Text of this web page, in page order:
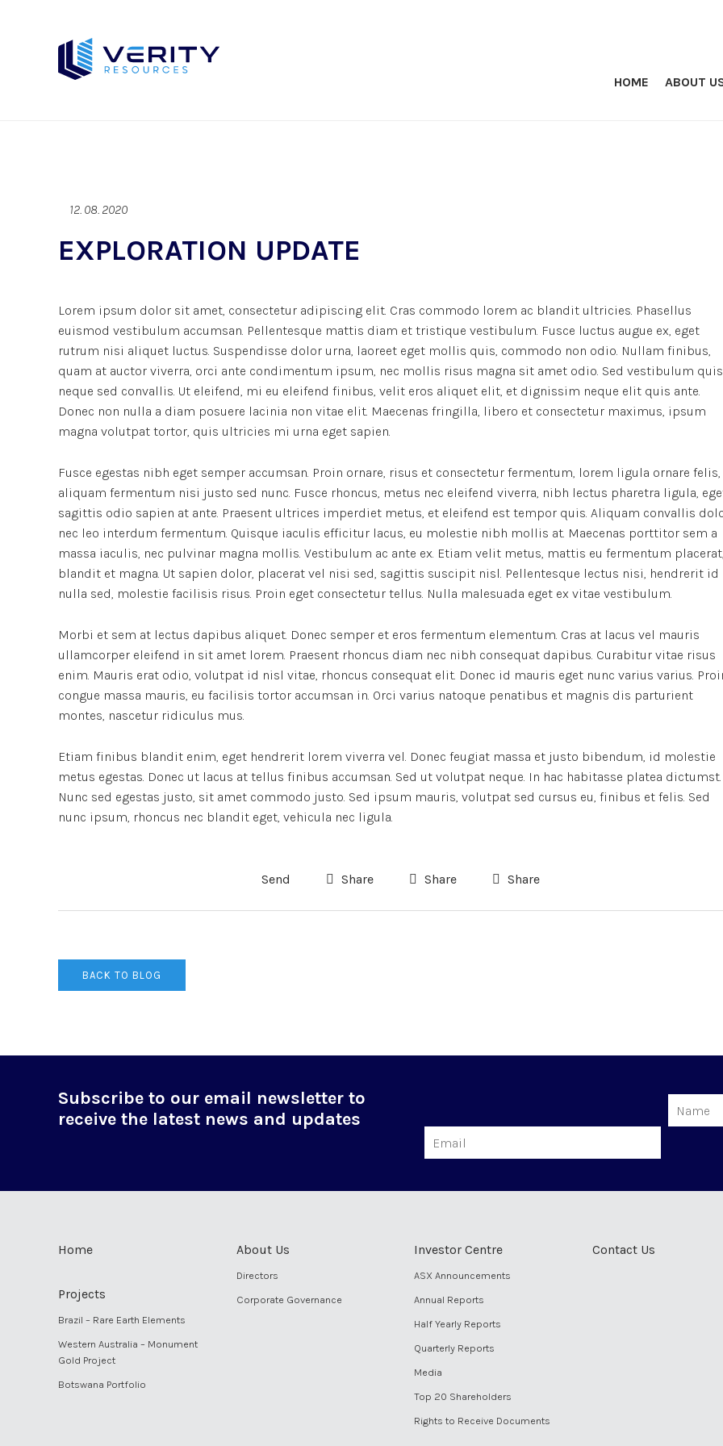
HOME ABOUT
12. 08. 2020
EXPLORATION UPDATE
Lorem ipsum dolor sit amet, consectetur adipiscing elit. Cras commodo lorem ac blandit ultricies. Phasellus
euismod vestibulum accumsan. Pellentesque mattis diam et tristique vestibulum. Fusce luctus augue ex, eget
rutrum nisi aliquet luctus. Suspendisse dolor urna, laoreet eget mollis quis, commodo non odio. Nullam finibus,
quam at auctor viverra, orci ante condimentum ipsum, nec mollis risus magna sit amet odio. Sed vestibulum quis
neque sed convallis. Ut eleifend, mi eu eleifend finibus, velit eros aliquet elit, et dignissim neque elit quis ante.
Donec non nulla a diam posuere lacinia non vitae elit. Maecenas fringilla, libero et consectetur maximus, ipsum
magna volutpat tortor, quis ultricies mi urna eget sapien.
Fusce egestas nibh eget semper accumsan. Proin ornare, risus et consectetur fermentum, lorem ligula ornare felis,
aliquam fermentum nisi justo sed nunc. Fusce rhoncus, metus nec eleifend viverra, nibh lectus pharetra ligula,
sagittis odio sapien at ante. Praesent ultrices imperdiet metus, et eleifend est tempor quis. Aliquam convallis
nec leo interdum fermentum. Quisque iaculis efficitur lacus, eu molestie nibh mollis at. Maecenas porttitor sem a
massa iaculis, nec pulvinar magna mollis. Vestibulum ac ante ex. Etiam velit metus, mattis eu fermentum placerat,
blandit et magna. Ut sapien dolor, placerat vel nisi sed, sagittis suscipit nisl. Pellentesque lectus nisi, hendrerit id
nulla sed, molestie facilisis risus. Proin eget consectetur tellus. Nulla malesuada eget ex vitae vestibulum.
Morbi et sem at lectus dapibus aliquet. Donec semper et eros fermentum elementum. Cras at lacus vel mauris
ullamcorper eleifend in sit amet lorem. Praesent rhoncus diam nec nibh consequat dapibus. Curabitur vitae risus
enim. Mauris erat odio, volutpat id nisl vitae, rhoncus consequat elit. Donec id mauris eget nunc varius varius.
congue massa mauris, eu facilisis tortor accumsan in. Orci varius natoque penatibus et magnis dis parturient
montes, nascetur ridiculus mus.
Etiam finibus blandit enim, eget hendrerit lorem viverra vel. Donec feugiat massa et justo bibendum, id molestie
metus egestas. Donec ut lacus at tellus finibus accumsan. Sed ut volutpat neque. In hac habitasse platea dictumst.
Nunc sed egestas justo, sit amet commodo justo. Sed ipsum mauris, volutpat sed cursus eu, finibus et felis. Sed
nunc ipsum, rhoncus nec blandit eget, vehicula nec ligula.
Send Share Share Share
BACK TO BLOG
Subscribe to our email newsletter to
receive the latest news and updates
Home
Projects
Brazil – Rare Earth Elements
Western Australia – Monument
Gold Project
Botswana Portfolio
About Us
Directors
Corporate Governance
Investor Centre
ASX Announcements
Annual Reports
Half Yearly Reports
Quarterly Reports
Media
Top 20 Shareholders
Rights to Receive Documents
Contact Us